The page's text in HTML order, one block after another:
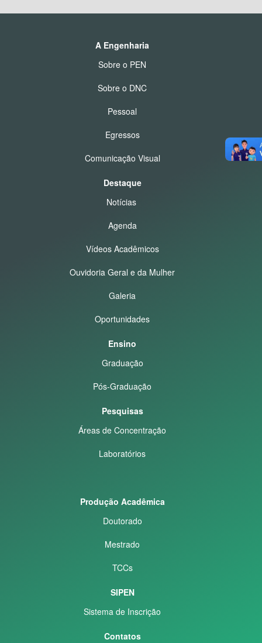
A Engenharia
Sobre o PEN
Sobre o DNC
Pessoal
Egressos
Comunicação Visual
Destaque
Notícias
Agenda
Vídeos Acadêmicos
Ouvidoria Geral e da Mulher
Galeria
Oportunidades
Ensino
Graduação
Pós-Graduação
Pesquisas
Áreas de Concentração
Laboratórios
Produção Acadêmica
Doutorado
Mestrado
TCCs
SIPEN
Sistema de Inscrição
Contatos